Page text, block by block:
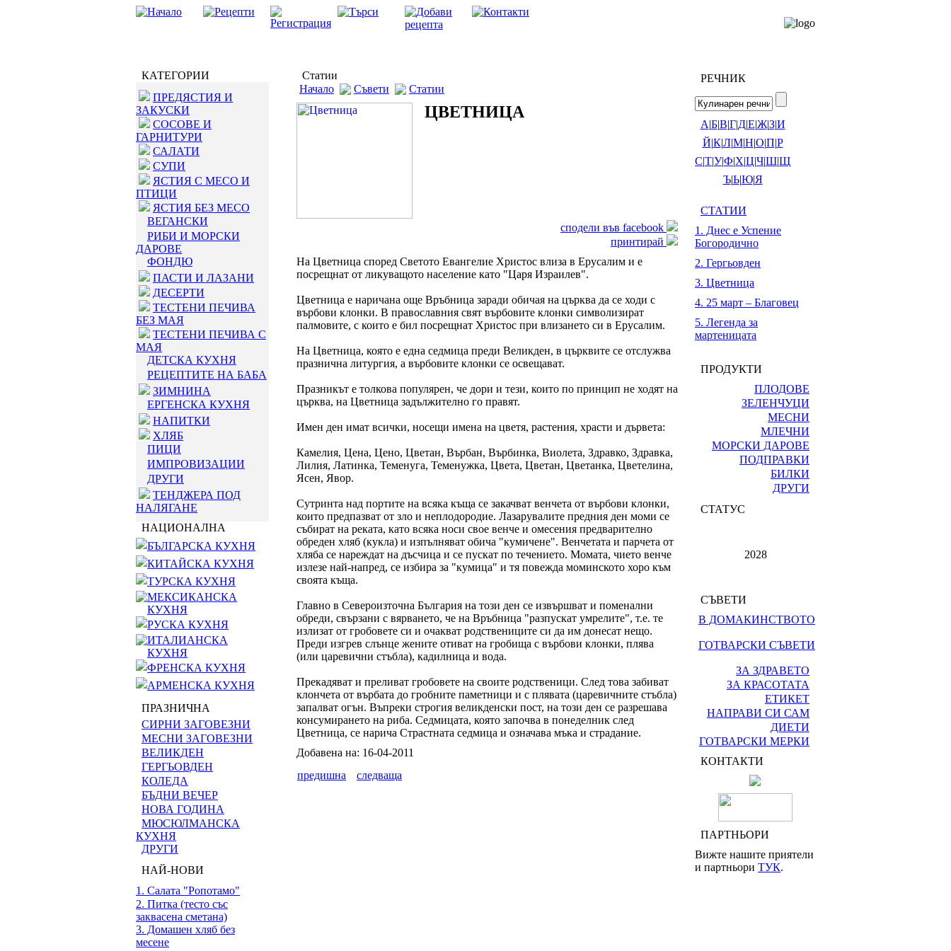
КАТЕГОРИИ
ПРЕДЯСТИЯ И
ЗАКУСКИ
СОСОВЕ И
ГАРНИТУРИ
САЛАТИ
СУПИ
ЯСТИЯ С МЕСО И
ПТИЦИ
ЯСТИЯ БЕЗ МЕСО
ВЕГАНСКИ
РИБИ И МОРСКИ
ДАРОВЕ
ФОНДЮ
ПАСТИ И ЛАЗАНИ
ДЕСЕРТИ
ТЕСТЕНИ ПЕЧИВА
БЕЗ МАЯ
ТЕСТЕНИ ПЕЧИВА С
МАЯ
ДЕТСКА КУХНЯ
РЕЦЕПТИТЕ НА БАБА
ЗИМНИНА
ЕРГЕНСКА КУХНЯ
НАПИТКИ
ХЛЯБ
ПИЦИ
ИМПРОВИЗАЦИИ
ДРУГИ
ТЕНДЖЕРА ПОД
НАЛЯГАНЕ
НАЦИОНАЛНА
БЪЛГАРСКА КУХНЯ
КИТАЙСКА КУХНЯ
ТУРСКА КУХНЯ
МЕКСИКАНСКА
КУХНЯ
РУСКА КУХНЯ
ИТАЛИАНСКА
КУХНЯ
ФРЕНСКА КУХНЯ
АРМЕНСКА КУХНЯ
ПРАЗНИЧНА
СИРНИ ЗАГОВЕЗНИ
МЕСНИ ЗАГОВЕЗНИ
ВЕЛИКДЕН
ГЕРГЬОВДЕН
КОЛЕДА
БЪДНИ ВЕЧЕР
НОВА ГОДИНА
МЮСЮЛМАНСКА
КУХНЯ
ДРУГИ
НАЙ-НОВИ
1. Салата "Ропотамо"
2. Питка (тесто със
заквасена сметана)
3. Домашен хляб без
месене
Статии
Начало
Съвети Статии
ЦВЕТНИЦА
сподели във facebook
принтирай
На Цветница според Светото Евангелие Христос влиза в Ерусалим и е
посрещнат от ликуващото население като "Царя Израилев".
Цветница е наричана още Връбница заради обичая на църква да се ходи с
върбови клонки. В православния свят върбовите клонки символизират
палмовите, с които е бил посрещнат Христос при влизането си в Ерусалим.
На Цветница, която е една седмица преди Великден, в църквите се отслужва
празнична литургия, а върбовите клонки се освещават.
Празникът е толкова популярен, че дори и тези, които по принцип не ходят на
църква, на Цветница задължително го правят.
Имен ден имат всички, носещи имена на цветя, растения, храсти и дървета:
Камелия, Цена, Цено, Цветан, Върбан, Върбинка, Виолета, Здравко, Здравка,
Лилия, Латинка, Теменуга, Теменужка, Цвета, Цветан, Цветанка, Цветелина,
Ясен, Явор.
Сутринта над портите на всяка къща се закачват венчета от върбови клонки,
които предпазват от зло и неплодородие. Лазарувалите предния ден моми се
събират на реката, като всяка носи свое венче и омесения предварително
обреден хляб (кукла) и изпълняват обича "кумичене". Венчетата и парчета от
хляба се нареждат на дъсчица и се пускат по течението. Момата, чието венче
излезе най-напред, се избира за "кумица" и тя повежда моминското хоро към
своята къща.
Главно в Североизточна България на този ден се извършват и поменални
обреди, свързани с вярването, че на Връбница "разпускат умрелите", т.е. те
излизат от гробовете си и очакват родствениците си да им донесат нещо.
Преди изгрев слънце жените отиват на гробища с върбови клонки, плява
(или царевични стъбла), кадилница и вода.
Прекадяват и преливат гробовете на своите родственици. След това забиват
клончета от върбата до гробните паметници и с плявата (царевичните стъбла)
запалват огън. Въпреки строгия великденски пост, на този ден се разрешава
консумирането на риба. Седмицата, която започва в понеделник след
Цветница, се нарича Страстната седмица и означава мъка и страдание.
Добавена на: 16-04-2011
предишна
следваща
РЕЧНИК
А|Б|В|Г|Д|Е|Ж|З|И
Й|К|Л|М|Н|О|П|Р
С|Т|У|Ф|Х|Ц|Ч|Ш|Щ
Ъ|Ь|Ю|Я
СТАТИИ
1. Днес е Успение
Богородично
2. Гергьовден
3. Цветница
4. 25 март – Благовец
5. Легенда за
мартеницата
ПРОДУКТИ
ПЛОДОВЕ
ЗЕЛЕНЧУЦИ
МЕСНИ
МЛЕЧНИ
МОРСКИ ДАРОВЕ
ПОДПРАВКИ
БИЛКИ
ДРУГИ
СТАТУС
2028
СЪВЕТИ
В ДОМАКИНСТВОТО
ГОТВАРСКИ СЪВЕТИ
ЗА ЗДРАВЕТО
ЗА КРАСОТАТА
ЕТИКЕТ
НАПРАВИ СИ САМ
ДИЕТИ
ГОТВАРСКИ МЕРКИ
КОНТАКТИ
ПАРТНЬОРИ
Вижте нашите приятели
и партньори ТУК.